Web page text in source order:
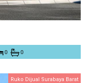
0 0
Ruko Dijual Surabaya Barat